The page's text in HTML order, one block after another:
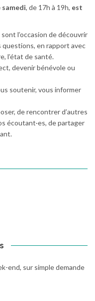
samedi, de 17h à 19h, est
l’occasion de découvrir
questions, en rapport avec
l’état de santé.
devenir bénévole ou
soutenir, vous informer
de rencontrer d’autres
écoutant·es, de partager
end, sur simple demande